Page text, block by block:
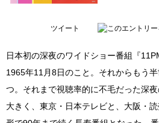
ツイート
日本初の深夜のワイドショー番組『
1965年11月8日のこと。それからもう
つ。それまで視聴率的に不毛だった深
大きく、東京・日本テレビと、大阪・